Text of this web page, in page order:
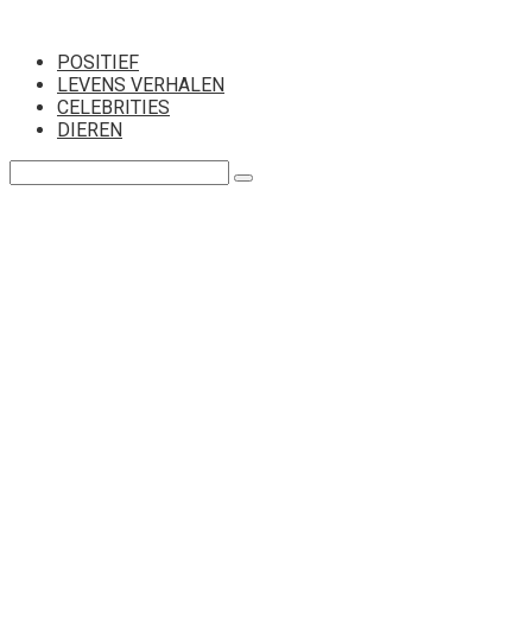
контентуPOSITIEF
LEVENS VERHALEN
CELEBRITIES
DIEREN